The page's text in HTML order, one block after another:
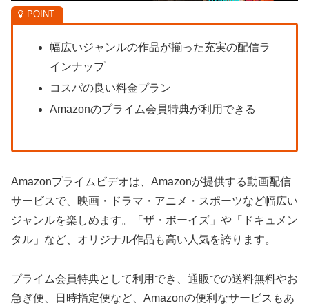
幅広いジャンルの作品が揃った充実の配信ラ
インナップ
コスパの良い料金プラン
Amazonのプライム会員特典が利用できる
Amazonプライムビデオは、Amazonが提供する動画配信
サービスで、映画・ドラマ・アニメ・スポーツなど幅広い
ジャンルを楽しめます。「ザ・ボーイズ」や「ドキュメン
タル」など、オリジナル作品も高い人気を誇ります。
プライム会員特典として利用でき、通販での送料無料やお
急ぎ便、日時指定便など、Amazonの便利なサービスもあ